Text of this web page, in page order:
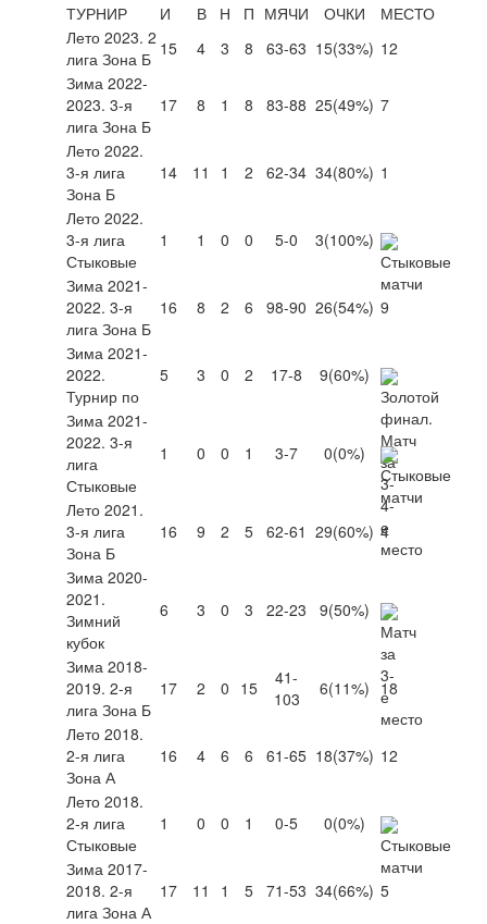
ТУРНИР
И В Н П МЯЧИ ОЧКИ
МЕСТО
Лето 2023. 2
лига Зона Б 15 4 3 8 63-63 15(33%) 12
Зима 2022-
2023. 3-я
лига Зона Б
17 8 1 8 83-88 25(49%) 7
Лето 2022.
3-я лига
Зона Б
14 11 1 2 62-34 34(80%) 1
Лето 2022.
3-я лига
Стыковые
1 1 0 0 5-0 3(100%)
Зима 2021-
2022. 3-я
лига Зона Б
16 8 2 6 98-90 26(54%) 9
Зима 2021-
2022.
Турнир по
5 3 0 2 17-8 9(60%)
Зима 2021-
2022. 3-я
лига
Стыковые
1 0 0 1 3-7 0(0%)
Лето 2021.
3-я лига
Зона Б
16 9 2 5 62-61 29(60%) 4
Зима 2020-
2021.
Зимний
кубок
6 3 0 3 22-23 9(50%)
Зима 2018-
2019. 2-я
лига Зона Б
17 2 0 15
41-
103
6(11%) 18
Лето 2018.
2-я лига
Зона А
16 4 6 6 61-65 18(37%) 12
Лето 2018.
2-я лига
Стыковые
1 0 0 1 0-5 0(0%)
Зима 2017-
2018. 2-я
лига Зона А
17 11 1 5 71-53 34(66%) 5